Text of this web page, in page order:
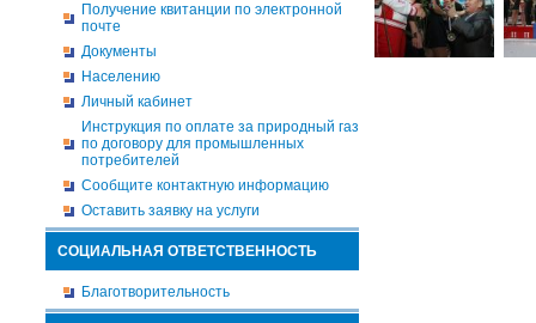
Получение квитанции по электронной
почте
Документы
Населению
Личный кабинет
Инструкция по оплате за природный газ
по договору для промышленных
потребителей
Сообщите контактную информацию
Оставить заявку на услуги
СОЦИАЛЬНАЯ ОТВЕТСТВЕННОСТЬ
Благотворительность